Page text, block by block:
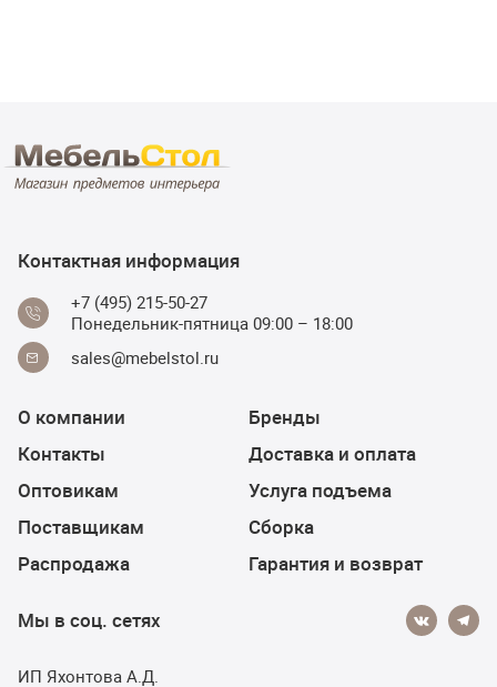
Контактная информация
+7 (495) 215-50-27
Понедельник-пятница 09:00 – 18:00
sales@mebelstol.ru
О компании
Контакты
Оптовикам
Поставщикам
Распродажа
Бренды
Доставка и оплата
Услуга подъема
Сборка
Гарантия и возврат
Мы в соц. сетях
ИП Яхонтова А.Д.